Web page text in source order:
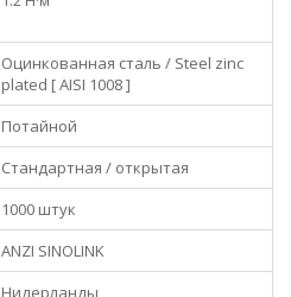
Оцинкованная сталь / Steel zinc
plated [ AISI 1008 ]
Потайной
Стандартная / открытая
1000 штук
ANZI SINOLINK
Нидерланды